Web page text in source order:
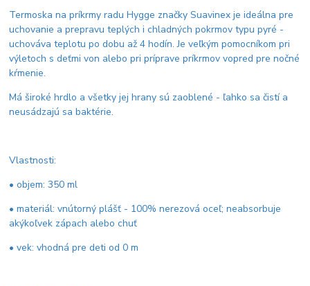
Termoska na príkrmy radu Hygge značky Suavinex je ideálna pre
uchovanie a prepravu teplých i chladných pokrmov typu pyré -
uchováva teplotu po dobu až 4 hodín. Je veľkým pomocníkom pri
výletoch s deťmi von alebo pri príprave príkrmov vopred pre nočné
kŕmenie.
Má široké hrdlo a všetky jej hrany sú zaoblené - ľahko sa čistí a
neusádzajú sa baktérie.
Vlastnosti:
• objem: 350 ml
• materiál: vnútorný plášť - 100% nerezová oceľ; neabsorbuje
akýkoľvek zápach alebo chuť
• vek: vhodná pre deti od 0 m